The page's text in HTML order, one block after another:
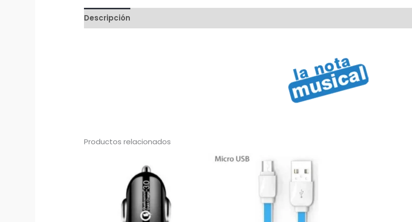
Carga
Metros
Siliconado
cantidad
Descripción
Productos relacionados